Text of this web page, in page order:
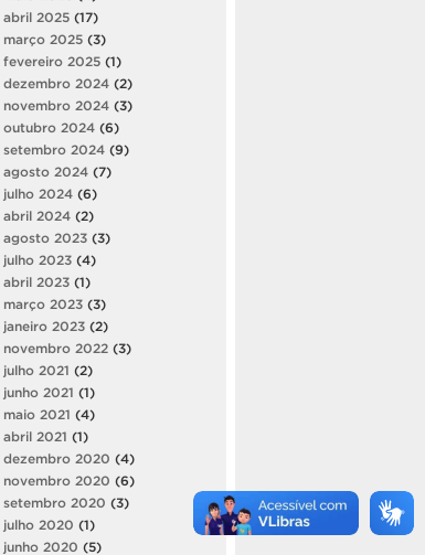
abril 2025 (17)
março 2025 (3)
fevereiro 2025 (1)
dezembro 2024 (2)
novembro 2024 (3)
outubro 2024 (6)
setembro 2024 (9)
agosto 2024 (7)
julho 2024 (6)
abril 2024 (2)
agosto 2023 (3)
julho 2023 (4)
abril 2023 (1)
março 2023 (3)
janeiro 2023 (2)
novembro 2022 (3)
julho 2021 (2)
junho 2021 (1)
maio 2021 (4)
abril 2021 (1)
dezembro 2020 (4)
novembro 2020 (6)
setembro 2020 (3)
julho 2020 (1)
junho 2020 (5)